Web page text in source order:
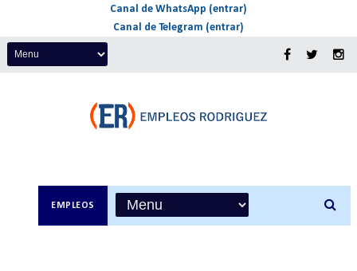
Canal de WhatsApp (entrar)
Canal de Telegram (entrar)
EMPLEOS